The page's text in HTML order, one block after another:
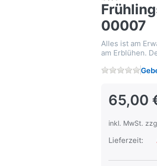
00007
Alles ist am
am Erblühen.
65,00
inkl. MwSt.
Lieferzeit: